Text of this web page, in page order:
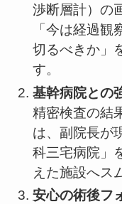
渉断層計）の
「今は経過
切るべきか」
す。
基幹病院との
精密検査の結
は、副院長が
科三宅病院」
えた施設へス
安心の術後フ